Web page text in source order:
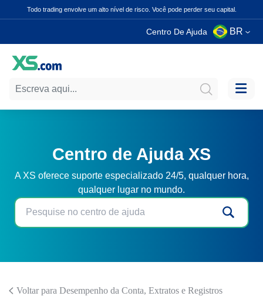
Todo trading envolve um alto nível de risco. Você pode perder seu capital.
Centro De Ajuda BR
Centro de Ajuda XS
A XS oferece suporte especializado 24/5, qualquer hora,
qualquer lugar no mundo.
Voltar para Desempenho da Conta, Extratos e Registros